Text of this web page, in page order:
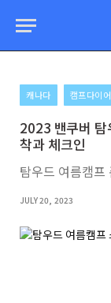
캐나다 캠프다이
2023 밴쿠버 탐
착과 체크인
탐우드 여름캠프
JULY 20, 2023